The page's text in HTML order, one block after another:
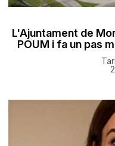
L'Ajuntament de
POUM i fa un pas